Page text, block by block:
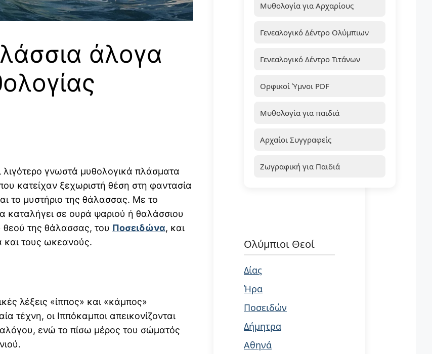
άλογα
λιγότερο γνωστά μυθολογικά πλάσματα
κατείχαν ξεχωριστή θέση στη φαντασία
το μυστήριο της θάλασσας. Με το
καταλήγει σε ουρά ψαριού ή θαλάσσιου
θεού της θάλασσας, του Ποσειδώνα, και
και τους ωκεανούς.
λέξεις «ίππος» και «κάμπος»
τέχνη, οι Ιππόκαμποι απεικονίζονται
ενώ το πίσω μέρος του σώματός
Μυθολογία για Αρχαρίους
Γενεαλογικό Δέντρο Ολύμπιων
Γενεαλογικό Δέντρο Τιτάνων
Ορφικοί Ύμνοι PDF
Μυθολογία για παιδιά
Αρχαίοι Συγγραφείς
Ζωγραφική για Παιδιά
Ολύμπιοι Θεοί
Δίας
Ήρα
Ποσειδών
Δήμητρα
Αθηνά